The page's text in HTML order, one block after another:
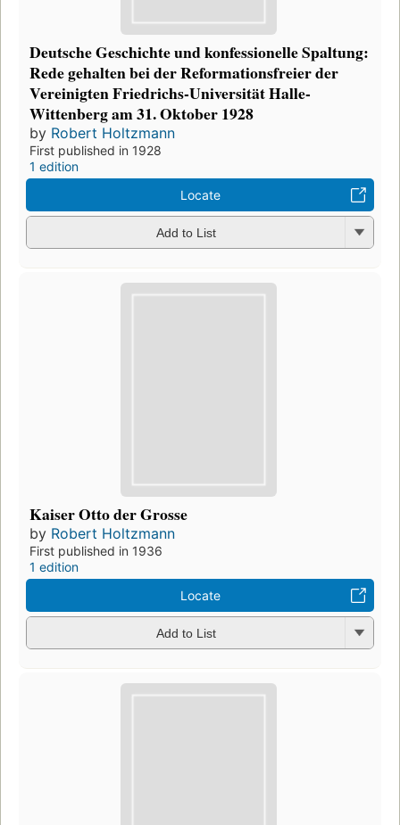
Deutsche Geschichte und konfessionelle Spaltung:
Rede gehalten bei der Reformationsfreier der
Vereinigten Friedrichs-Universität Halle-
Wittenberg am 31. Oktober 1928
by Robert Holtzmann
First published in 1928
1 edition
Locate
Add to List
Kaiser Otto der Grosse
by Robert Holtzmann
First published in 1936
1 edition
Locate
Add to List